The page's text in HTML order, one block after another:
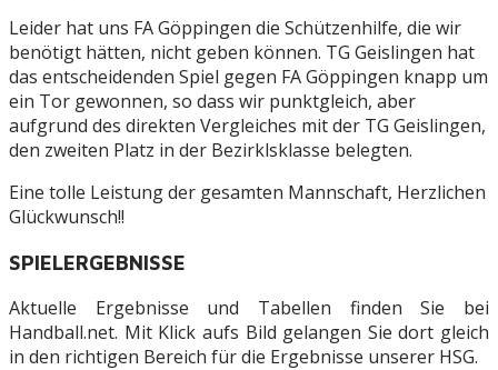
Leider hat uns FA Göppingen die Schützenhilfe, die wir
benötigt hätten, nicht geben können. TG Geislingen hat
das entscheidenden Spiel gegen FA Göppingen knapp um
ein Tor gewonnen, so dass wir punktgleich, aber
aufgrund des direkten Vergleiches mit der TG Geislingen,
den zweiten Platz in der Bezirklsklasse belegten.
Eine tolle Leistung der gesamten Mannschaft, Herzlichen
Glückwunsch!!
SPIELERGEBNISSE
Aktuelle Ergebnisse und Tabellen finden Sie bei
Handball.net. Mit Klick aufs Bild gelangen Sie dort gleich
in den richtigen Bereich für die Ergebnisse unserer HSG.